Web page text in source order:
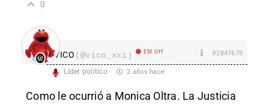
0
VICO (@vico_xxi) EM Off #2847678
Líder político 2 años hace
Como le ocurrió a Monica Oltra. La Justicia